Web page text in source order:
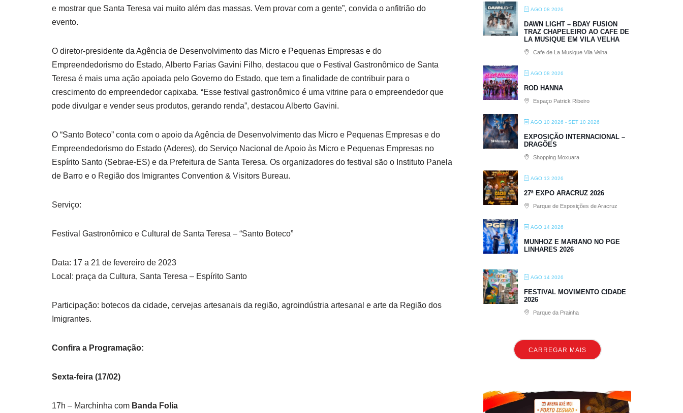
e mostrar que Santa Teresa vai muito além das massas. Vem provar com a gente”, convida o anfitrião do
evento.
O diretor-presidente da Agência de Desenvolvimento das Micro e Pequenas Empresas e do
Empreendedorismo do Estado, Alberto Farias Gavini Filho, destacou que o Festival Gastronômico de Santa
Teresa é mais uma ação apoiada pelo Governo do Estado, que tem a finalidade de contribuir para o
crescimento do empreendedor capixaba. “Esse festival gastronômico é uma vitrine para o empreendedor que
pode divulgar e vender seus produtos, gerando renda”, destacou Alberto Gavini.
O “Santo Boteco” conta com o apoio da Agência de Desenvolvimento das Micro e Pequenas Empresas e do
Empreendedorismo do Estado (Aderes), do Serviço Nacional de Apoio às Micro e Pequenas Empresas no
Espírito Santo (Sebrae-ES) e da Prefeitura de Santa Teresa. Os organizadores do festival são o Instituto Panela
de Barro e o Região dos Imigrantes Convention & Visitors Bureau.
Serviço:
Festival Gastronômico e Cultural de Santa Teresa – “Santo Boteco”
Data: 17 a 21 de fevereiro de 2023
Local: praça da Cultura, Santa Teresa – Espírito Santo
Participação: botecos da cidade, cervejas artesanais da região, agroindústria artesanal e arte da Região dos
Imigrantes.
Confira a Programação:
Sexta-feira (17/02)
17h – Marchinha com Banda Folia
AGO 08 2026
DAWN LIGHT – BDAY FUSION
TRAZ CHAPELEIRO AO CAFE DE
LA MUSIQUE EM VILA VELHA
Cafe de La Musique Vila Velha
AGO 08 2026
ROD HANNA
Espaço Patrick Ribeiro
AGO 10 2026 - SET 10 2026
EXPOSIÇÃO INTERNACIONAL –
DRAGÕES
Shopping Moxuara
AGO 13 2026
27ª EXPO ARACRUZ 2026
Parque de Exposições de Aracruz
AGO 14 2026
MUNHOZ E MARIANO NO PGE
LINHARES 2026
AGO 14 2026
FESTIVAL MOVIMENTO CIDADE
2026
Parque da Prainha
CARREGAR MAIS